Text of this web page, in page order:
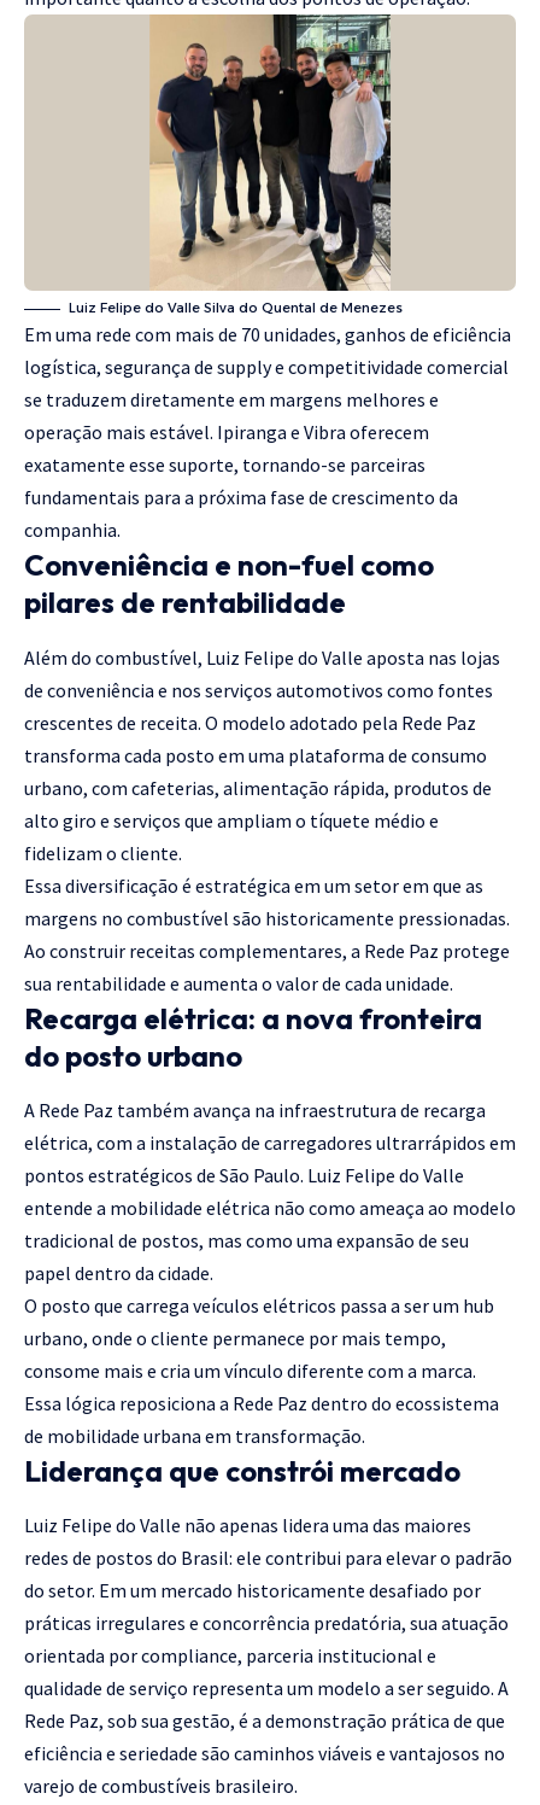
Luiz Felipe do Valle Silva do Quental de Menezes
Em uma rede com mais de 70 unidades, ganhos de eficiência
logística, segurança de supply e competitividade comercial
se traduzem diretamente em margens melhores e
operação mais estável. Ipiranga e Vibra oferecem
exatamente esse suporte, tornando-se parceiras
fundamentais para a próxima fase de crescimento da
companhia.
Conveniência e non-fuel como
pilares de rentabilidade
Além do combustível, Luiz Felipe do Valle aposta nas lojas
de conveniência e nos serviços automotivos como fontes
crescentes de receita. O modelo adotado pela Rede Paz
transforma cada posto em uma plataforma de consumo
urbano, com cafeterias, alimentação rápida, produtos de
alto giro e serviços que ampliam o tíquete médio e
fidelizam o cliente.
Essa diversificação é estratégica em um setor em que as
margens no combustível são historicamente pressionadas.
Ao construir receitas complementares, a Rede Paz protege
sua rentabilidade e aumenta o valor de cada unidade.
Recarga elétrica: a nova fronteira
do posto urbano
A Rede Paz também avança na infraestrutura de recarga
elétrica, com a instalação de carregadores ultrarrápidos em
pontos estratégicos de São Paulo. Luiz Felipe do Valle
entende a mobilidade elétrica não como ameaça ao modelo
tradicional de postos, mas como uma expansão de seu
papel dentro da cidade.
O posto que carrega veículos elétricos passa a ser um hub
urbano, onde o cliente permanece por mais tempo,
consome mais e cria um vínculo diferente com a marca.
Essa lógica reposiciona a Rede Paz dentro do ecossistema
de mobilidade urbana em transformação.
Liderança que constrói mercado
Luiz Felipe do Valle não apenas lidera uma das maiores
redes de postos do Brasil: ele contribui para elevar o padrão
do setor. Em um mercado historicamente desafiado por
práticas irregulares e concorrência predatória, sua atuação
orientada por compliance, parceria institucional e
qualidade de serviço representa um modelo a ser seguido. A
Rede Paz, sob sua gestão, é a demonstração prática de que
eficiência e seriedade são caminhos viáveis e vantajosos no
varejo de combustíveis brasileiro.